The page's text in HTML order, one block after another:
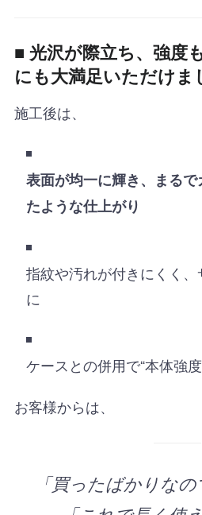
■ 光沢が際立ち、強度
にも大満足いただけま
施工後は、
表面が均一に輝き、まる
たような仕上がり
指紋や汚れが付きにくく
に
ケースとの併用で“本体強
お客様からは、
「買ったばかりな